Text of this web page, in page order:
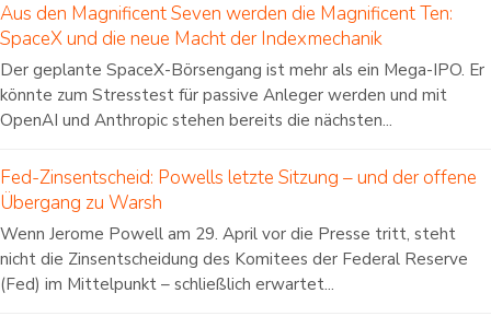
Aus den Magnificent Seven werden die Magnificent Ten:
SpaceX und die neue Macht der Indexmechanik
Der geplante SpaceX-Börsengang ist mehr als ein Mega-IPO. Er
könnte zum Stresstest für passive Anleger werden und mit
OpenAI und Anthropic stehen bereits die nächsten...
Fed-Zinsentscheid: Powells letzte Sitzung – und der offene
Übergang zu Warsh
Wenn Jerome Powell am 29. April vor die Presse tritt, steht
nicht die Zinsentscheidung des Komitees der Federal Reserve
(Fed) im Mittelpunkt – schließlich erwartet...